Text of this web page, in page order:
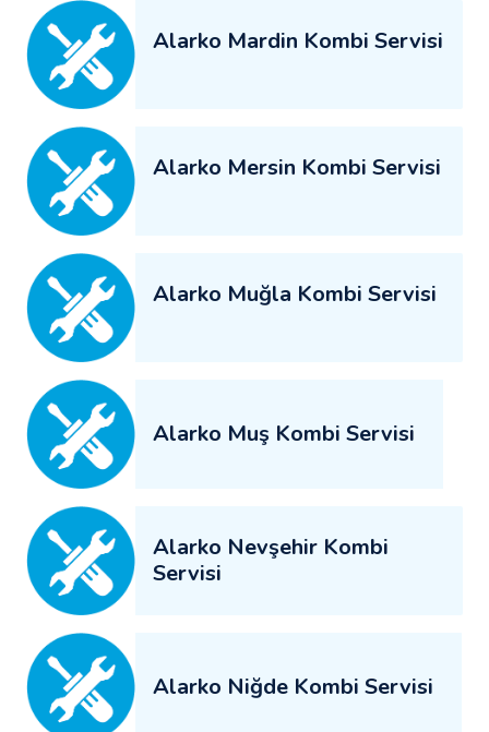
Alarko Mardin Kombi Servisi
Alarko Mersin Kombi Servisi
Alarko Muğla Kombi Servisi
Alarko Muş Kombi Servisi
Alarko Nevşehir Kombi
Servisi
Alarko Niğde Kombi Servisi